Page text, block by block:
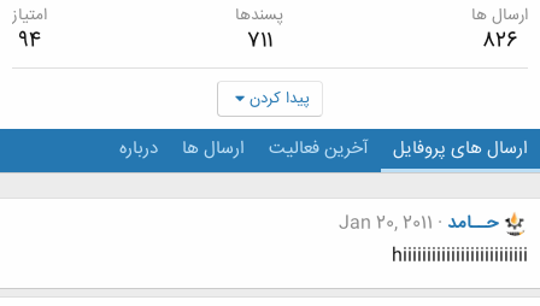
ارسال ها
826
پسندها
711
امتیاز
94
پیدا کردن
ارسال های پروفایل آخرین فعالیت ارسال ها درباره
حــامد Jan 20, 2011
hiiiiiiiiiiiiiiiiiiiiiiiiii